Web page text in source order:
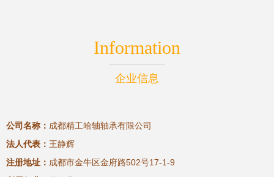
Information
企业信息
公司名称： 成都精工哈轴轴承有限公司
法人代表： 王静辉
注册地址： 成都市金牛区金府路502号17-1-9